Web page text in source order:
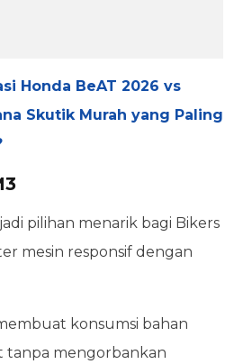
Honda BeAT 2026 vs
Skutik Murah yang Paling
pilihan menarik bagi Bikers
mesin responsif dengan
konsumsi bahan
tanpa mengorbankan